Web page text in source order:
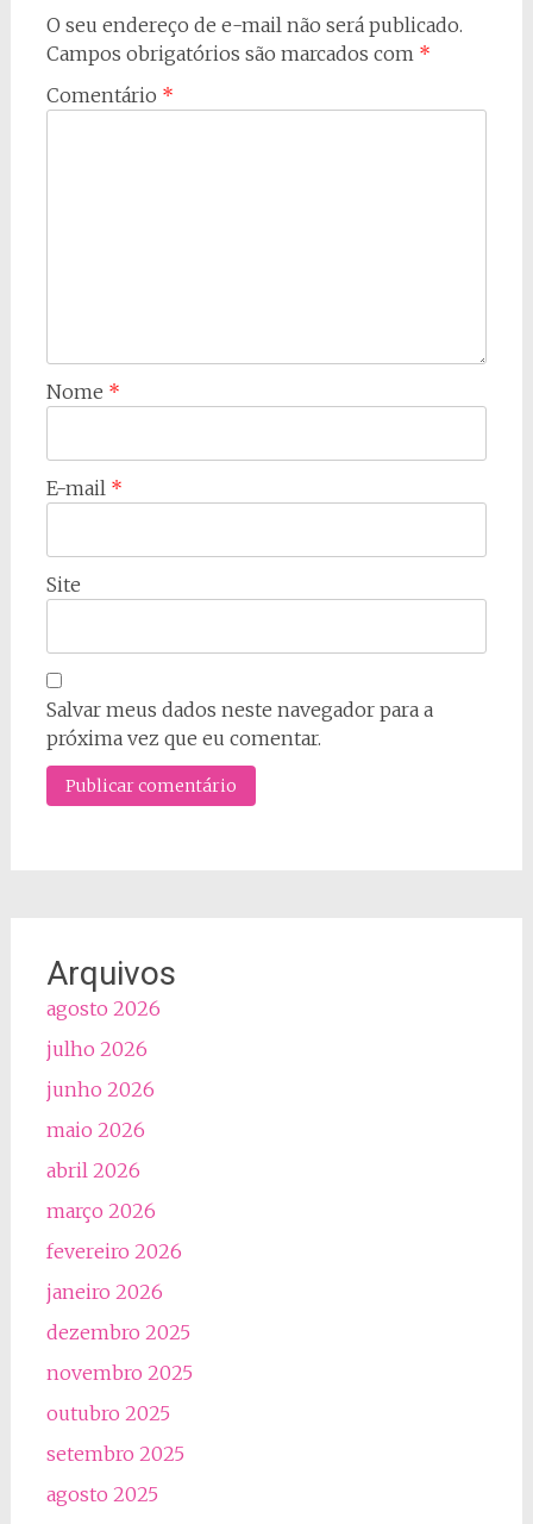
O seu endereço de e-mail não será publicado.
Campos obrigatórios são marcados com *
Comentário *
Nome *
E-mail *
Site
Salvar meus dados neste navegador para a
próxima vez que eu comentar.
Arquivos
agosto 2026
julho 2026
junho 2026
maio 2026
abril 2026
março 2026
fevereiro 2026
janeiro 2026
dezembro 2025
novembro 2025
outubro 2025
setembro 2025
agosto 2025